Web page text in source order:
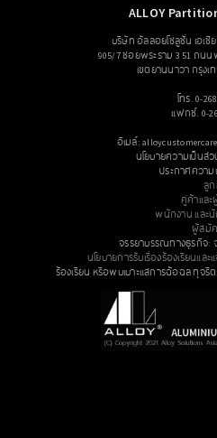
ALLOY
บริษัท อัลลอยโซลูชั่น เอเซี
905/7 ซอยพระราม 3 51 ถนน
เขตยานนาวา กรุงเ
โทร. 0-
แฟกซ์. 0-
อีเมล์:
นโยบายความเป็นส่
ประกาศควา
ลูก
คู่ค้าและ
พนักงาน และ
ผู้สมัค
จรรยาบรรณทางธุรกิจ:
นโยบายการรับเรื่องร้องเรียนแล
ร้องเรียน หรือพบเบาะแสการฉ้อฉล ทุจริต: